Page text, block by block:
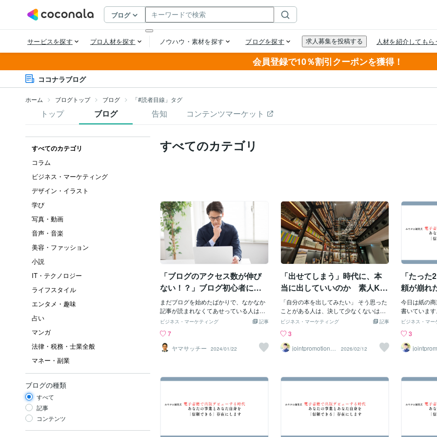
会員登録で10％割引クーポンを獲得！
ココナラブログ
ホーム ブログトップ ブログ 「#読者目線」タグ
トップ ブログ 告知 コンテンツマーケット
すべてのカテゴリ
コラム
ビジネス・マーケティング
デザイン・イラスト
学び
写真・動画
音声・音楽
美容・ファッション
小説
IT・テクノロジー
ライフスタイル
エンタメ・趣味
占い
マンガ
法律・税務・士業全般
マネー・副業
ブログの種類
すべて
記事
コンテンツ
すべてのカテゴリ
「ブログのアクセス数が伸び
ない！？」ブログ初心者に足
りてない○○とは？
まだブログを始めたばかりで、なかなか
記事が読まれなくてあせっている人はい
ないでしょうか？ 今回は、そんなブログ
者には、ある共通の欠けているものがあ
ります。その欠けているものはなんなの
か？ それについて書いていこうと思いま
どういうブログ記事が読まれるのかが分
すか？ 雑記ブログで、アドセンスを目指
してブログを書いている人に良くあるの
記事
ビジネス・マーケティング
7
ヤマサッチー
2024/01/22
「出せてしまう」時代に、本
当に出していいのか 素人Kin
dle出版が静かに壊しているも
の
「自分の本を出してみたい」 そう思った
ことがある人は、決して少なくないはず
です。 そして今、その願いは、驚くほど
社に認められなくても、自分の名前で本
を出すことができます。 企画書も審査も
不要。極端に言えば、今日書いた原稿を
時に、私は強い危機感を抱いています。
す。 底なし沼のように広がる「読者不在
の本」 我流でKindle出版を目指す人の多
記事
ビジネス・マーケティング
3
jointpromotionto
kyo
2026/02/12
「たっ
頼が崩れ
を手放す
今日は紙の
書いていま
でも通じる
本的に最後
ルが起きな
れが常識で
著者と編集
判断しまし
「信頼を失
ビジネス・マー
3
kyo